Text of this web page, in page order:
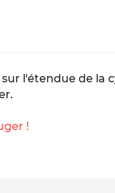
l'étendue de la
!